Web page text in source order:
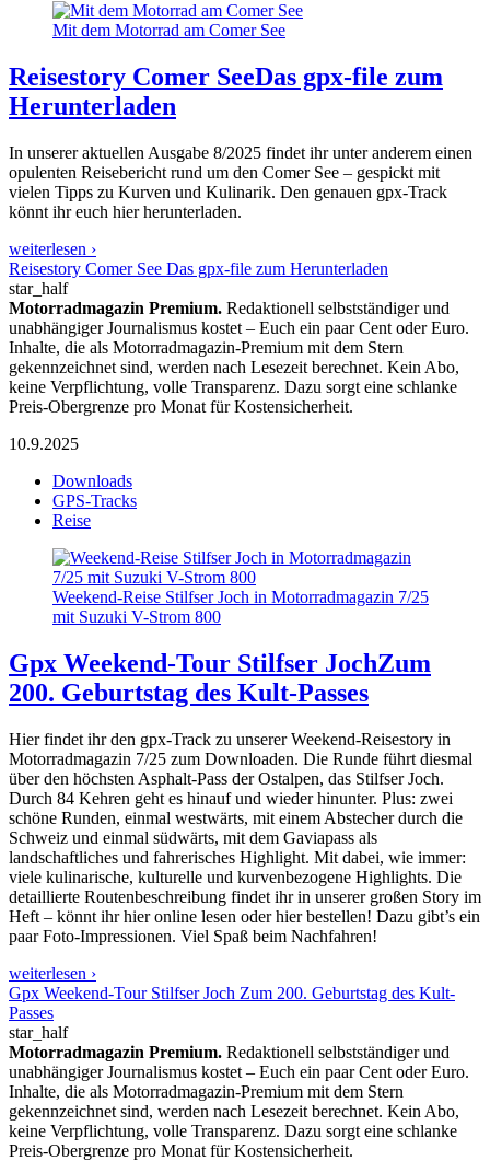
Mit dem Motorrad am Comer See
Reisestory Comer SeeDas gpx-file zum
Herunterladen
In unserer aktuellen Ausgabe 8/2025 findet ihr unter anderem einen
opulenten Reisebericht rund um den Comer See – gespickt mit
vielen Tipps zu Kurven und Kulinarik. Den genauen gpx-Track
könnt ihr euch hier herunterladen.
weiterlesen ›
Reisestory Comer See Das gpx-file zum Herunterladen
star_half
Motorradmagazin Premium. Redaktionell selbstständiger und
unabhängiger Journalismus kostet – Euch ein paar Cent oder Euro.
Inhalte, die als Motorradmagazin-Premium mit dem Stern
gekennzeichnet sind, werden nach Lesezeit berechnet. Kein Abo,
keine Verpflichtung, volle Transparenz. Dazu sorgt eine schlanke
Preis-Obergrenze pro Monat für Kostensicherheit.
10.9.2025
Downloads
GPS-Tracks
Reise
Weekend-Reise Stilfser Joch in Motorradmagazin 7/25
mit Suzuki V-Strom 800
Gpx Weekend-Tour Stilfser JochZum
200. Geburtstag des Kult-Passes
Hier findet ihr den gpx-Track zu unserer Weekend-Reisestory in
Motorradmagazin 7/25 zum Downloaden. Die Runde führt diesmal
über den höchsten Asphalt-Pass der Ostalpen, das Stilfser Joch.
Durch 84 Kehren geht es hinauf und wieder hinunter. Plus: zwei
schöne Runden, einmal westwärts, mit einem Abstecher durch die
Schweiz und einmal südwärts, mit dem Gaviapass als
landschaftliches und fahrerisches Highlight. Mit dabei, wie immer:
viele kulinarische, kulturelle und kurvenbezogene Highlights. Die
detaillierte Routenbeschreibung findet ihr in unserer großen Story im
Heft – könnt ihr hier online lesen oder hier bestellen! Dazu gibt’s ein
paar Foto-Impressionen. Viel Spaß beim Nachfahren!
weiterlesen ›
Gpx Weekend-Tour Stilfser Joch Zum 200. Geburtstag des Kult-
Passes
star_half
Motorradmagazin Premium. Redaktionell selbstständiger und
unabhängiger Journalismus kostet – Euch ein paar Cent oder Euro.
Inhalte, die als Motorradmagazin-Premium mit dem Stern
gekennzeichnet sind, werden nach Lesezeit berechnet. Kein Abo,
keine Verpflichtung, volle Transparenz. Dazu sorgt eine schlanke
Preis-Obergrenze pro Monat für Kostensicherheit.